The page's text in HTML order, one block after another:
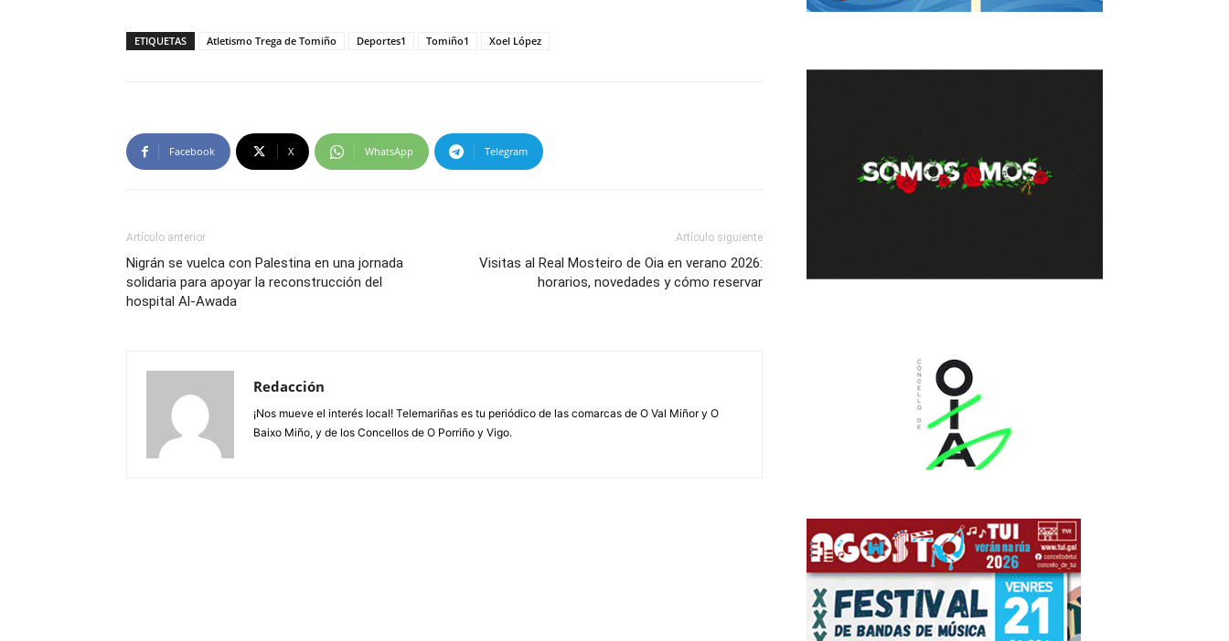
ETIQUETAS Atletismo Trega de Tomiño Deportes1 Tomiño1 Xoel López
Facebook X WhatsApp Telegram
Artículo anterior
Nigrán se vuelca con Palestina en una jornada
solidaria para apoyar la reconstrucción del
hospital Al-Awada
Artículo siguiente
Visitas al Real Mosteiro de Oia en verano 2026:
horarios, novedades y cómo reservar
Redacción
¡Nos mueve el interés local! Telemariñas es tu periódico de las comarcas de O Val Miñor y O
Baixo Miño, y de los Concellos de O Porriño y Vigo.